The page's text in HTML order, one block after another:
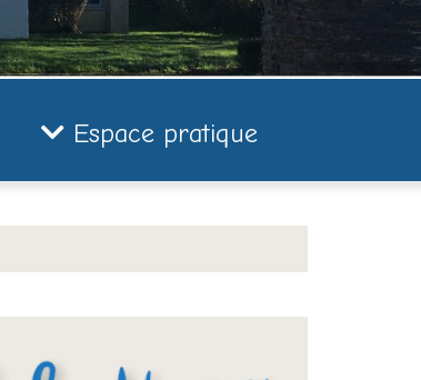
Espace pratique